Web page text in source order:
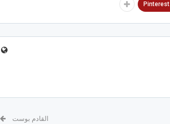
Pinterest
القادم بوست